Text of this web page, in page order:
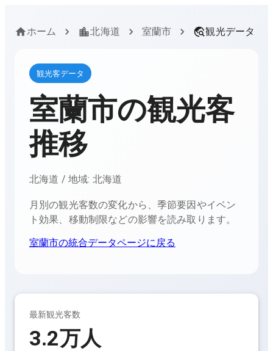
ホーム 北海道 室蘭市 観光データ
観光客データ
室蘭市の観光客
推移
北海道 / 地域: 北海道
月別の観光客数の変化から、季節要因やイベン
ト効果、移動制限などの影響を読み取ります。
室蘭市の統合データページに戻る
最新観光客数
3.2万人